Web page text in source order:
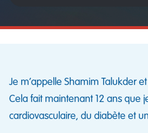
Je m’appelle Shamim Talukder
Cela fait maintenant 12 ans que
cardiovasculaire, du diabète et